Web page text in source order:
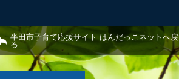
半田市子育て応援サイト はんだっこネットへ戻
る